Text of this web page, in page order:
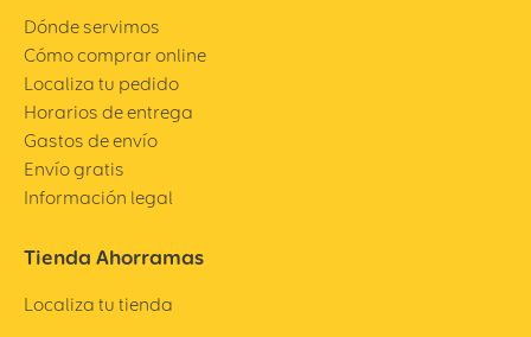
Dónde servimos
Cómo comprar online
Localiza tu pedido
Horarios de entrega
Gastos de envío
Envío gratis
Información legal
Tienda Ahorramas
Localiza tu tienda